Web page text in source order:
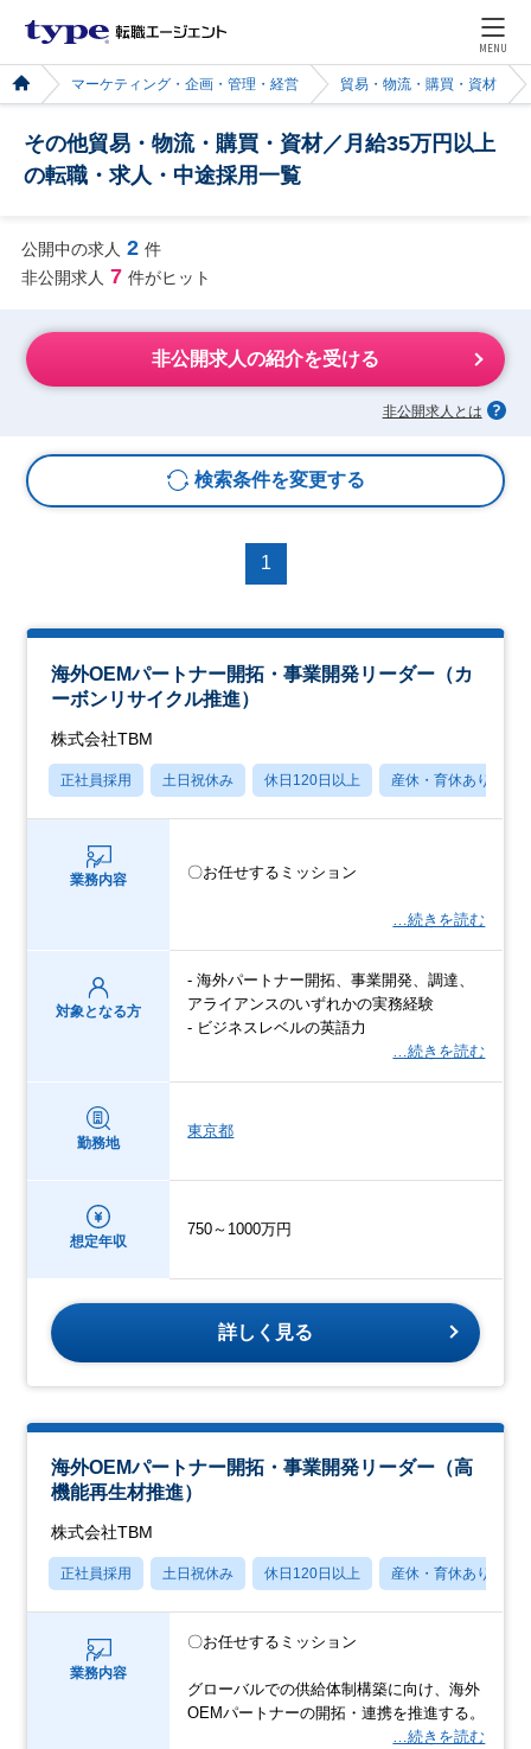
MENU
マーケティング・企画・管理・経営 貿易・物流・購買・資材
その他貿易・物流・購買・資材／月給35万円以上
の転職・求人・中途採用一覧
公開中の求人 2 件
非公開求人 7 件がヒット
非公開求人の紹介を受ける
非公開求人とは
検索条件を変更する
1
海外OEMパートナー開拓・事業開発リーダー（カ
ーボンリサイクル推進）
株式会社TBM
正社員採用 土日祝休み 休日120日以上 産休・育休あり
業務内容 〇お任せするミッション
…続きを読む
対象となる方
- 海外パートナー開拓、事業開発、調達、
アライアンスのいずれかの実務経験
- ビジネスレベルの英語力
…続きを読む
勤務地
東京都
想定年収
750～1000万円
詳しく見る
海外OEMパートナー開拓・事業開発リーダー（高
機能再生材推進）
株式会社TBM
正社員採用 土日祝休み 休日120日以上 産休・育休あり
業務内容
〇お任せするミッション
グローバルでの供給体制構築に向け、海外
OEMパートナーの開拓・連携を推進する。
…続きを読む